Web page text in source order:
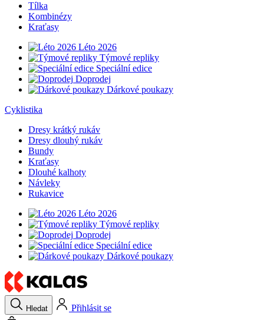
Tílka
Kombinézy
Kraťasy
Léto 2026
Týmové repliky
Speciální edice
Doprodej
Dárkové poukazy
Cyklistika
Dresy krátký rukáv
Dresy dlouhý rukáv
Bundy
Kraťasy
Dlouhé kalhoty
Návleky
Rukavice
Léto 2026
Týmové repliky
Doprodej
Speciální edice
Dárkové poukazy
Hledat
Přihlásit se